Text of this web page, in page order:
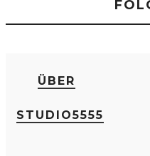
ÜBER
STUDIO5555